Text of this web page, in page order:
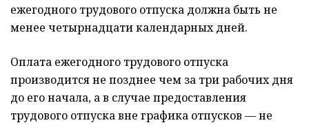
ежегодного трудового отпуска должна быть не
менее четырнадцати календарных дней.
Оплата ежегодного трудового отпуска
производится не позднее чем за три рабочих дня
до его начала, а в случае предоставления
трудового отпуска вне графика отпусков — не